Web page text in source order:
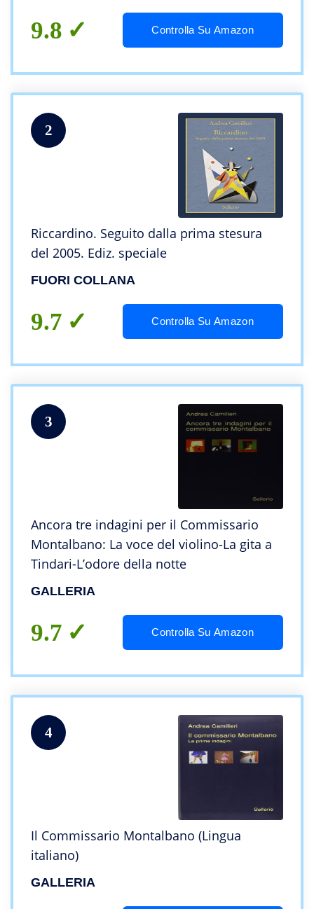
9.8 Controlla Su Amazon
2
Riccardino. Seguito dalla prima stesura
del 2005. Ediz. speciale
FUORI COLLANA
9.7 Controlla Su Amazon
3
Ancora tre indagini per il Commissario
Montalbano: La voce del violino-La gita a
Tindari-L’odore della notte
GALLERIA
9.7 Controlla Su Amazon
4
Il Commissario Montalbano (Lingua
italiano)
GALLERIA